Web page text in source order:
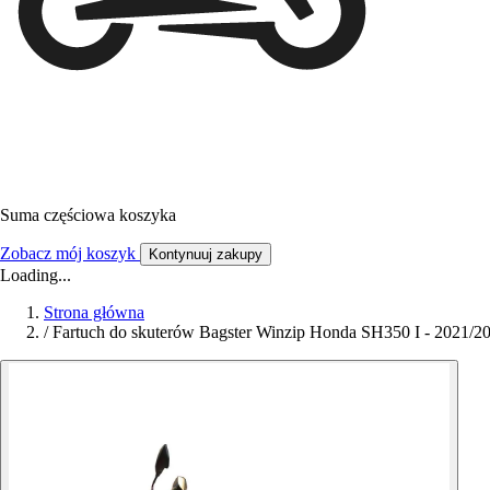
Suma częściowa koszyka
Zobacz mój koszyk Kontynuuj zakupy
Loading...
Strona główna
/ Fartuch do skuterów Bagster Winzip Honda SH350 I - 2021/